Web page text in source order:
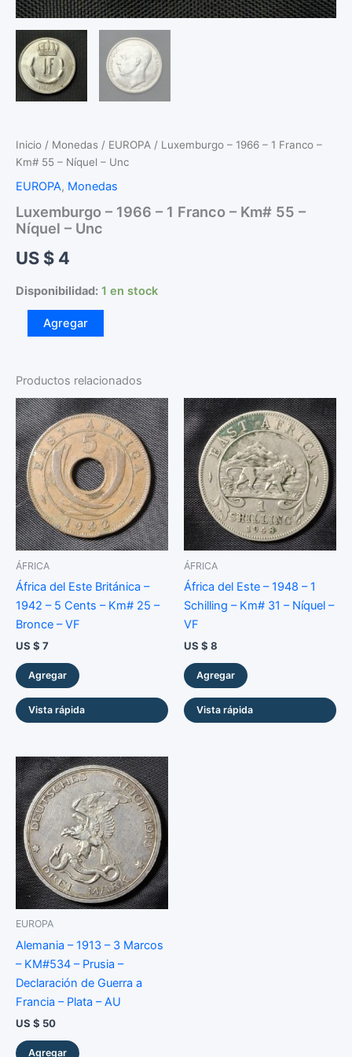
Inicio / Monedas / EUROPA / Luxemburgo – 1966 – 1 Franco –
Km# 55 – Níquel – Unc
EUROPA, Monedas
Luxemburgo – 1966 – 1 Franco – Km# 55 –
Níquel – Unc
US $ 4
Disponibilidad: 1 en stock
Luxemburgo
1
Franco
-
Km#
55
-
Níquel
-
Unc
cantidad
Agregar
Productos relacionados
ÁFRICA
África del Este Británica –
1942 – 5 Cents – Km# 25 –
Bronce – VF
US $ 7
Agregar
Vista rápida
ÁFRICA
África del Este – 1948 – 1
Schilling – Km# 31 – Níquel –
VF
US $ 8
Agregar
Vista rápida
EUROPA
Alemania – 1913 – 3 Marcos
– KM#534 – Prusia –
Declaración de Guerra a
Francia – Plata – AU
US $ 50
Agregar